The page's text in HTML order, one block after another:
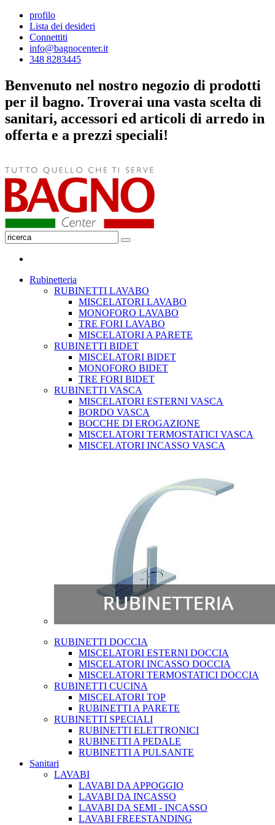
profilo
Lista dei desideri
Connettiti
info@bagnocenter.it
348 8283445
Benvenuto nel nostro negozio di prodotti
per il bagno. Troverai una vasta scelta di
sanitari, accessori ed articoli di arredo in
offerta e a prezzi speciali!
Rubinetteria
RUBINETTI LAVABO
MISCELATORI LAVABO
MONOFORO LAVABO
TRE FORI LAVABO
MISCELATORI A PARETE
RUBINETTI BIDET
MISCELATORI BIDET
MONOFORO BIDET
TRE FORI BIDET
RUBINETTI VASCA
MISCELATORI ESTERNI VASCA
BORDO VASCA
BOCCHE DI EROGAZIONE
MISCELATORI TERMOSTATICI VASCA
MISCELATORI INCASSO VASCA
RUBINETTI DOCCIA
MISCELATORI ESTERNI DOCCIA
MISCELATORI INCASSO DOCCIA
MISCELATORI TERMOSTATICI DOCCIA
RUBINETTI CUCINA
MISCELATORI TOP
RUBINETTI A PARETE
RUBINETTI SPECIALI
RUBINETTI ELETTRONICI
RUBINETTI A PEDALE
RUBINETTI A PULSANTE
Sanitari
LAVABI
LAVABI DA APPOGGIO
LAVABI DA INCASSO
LAVABI DA SEMI - INCASSO
LAVABI FREESTANDING